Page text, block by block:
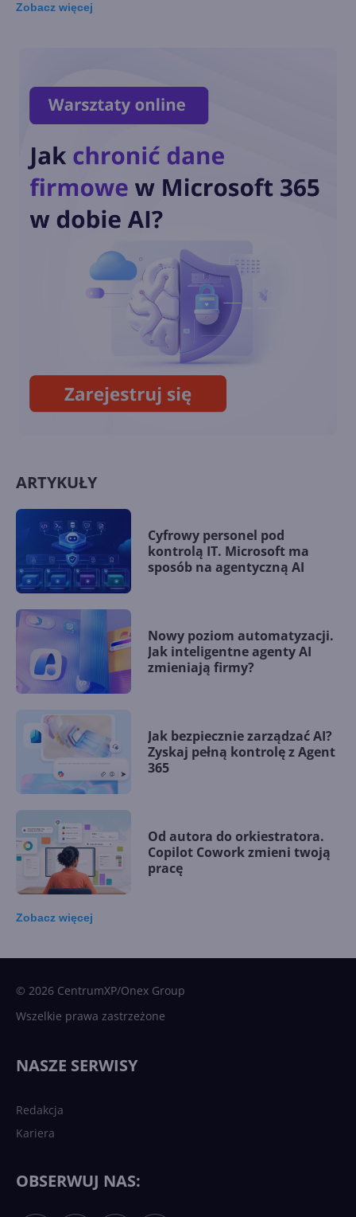
Co dalej z Metaverse i
HoloLens po odejściu Aleksa
Kipmana?
aktualizacją 22H1
Alex Kipman zaprzecza
pogłoskom o uśmierceniu
HoloLens
Zobacz więcej
ARTYKUŁY
Cyfrowy personel pod
kontrolą IT. Microsoft ma
sposób na agentyczną AI
Nowy poziom automatyzacji.
Jak inteligentne agenty AI
zmieniają firmy?
Jak bezpiecznie zarządzać AI?
Zyskaj pełną kontrolę z Agent
365
Od autora do orkiestratora.
Copilot Cowork zmieni twoją
pracę
Zobacz więcej
© 2026 CentrumXP/Onex Group
Wszelkie prawa zastrzeżone
NASZE SERWISY
Redakcja
Kariera
OBSERWUJ NAS: